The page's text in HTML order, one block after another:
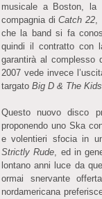
musicale a Boston,
compagnia diCatch 22,
che la band si fa
quindi il contratto con
garantirà al complesso
2007 vede invece
targato Big D & The
Questo nuovo disco
proponendo uno Ska
e volentieri sfocia in
Strictly Rude, ed in
lontano anni luce da
ormai snervante
nordamericana